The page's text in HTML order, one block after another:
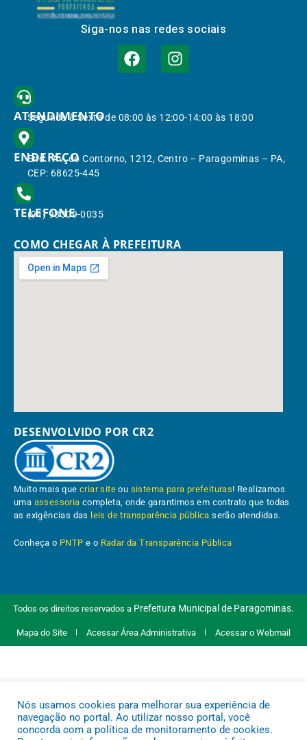
Siga-nos nas redes sociais
ATENDIMENTO
Segunda à Sexta de 08:00 às 12:00-14:00 às 18:00
ENDEREÇO
End.: Av. do Contorno, 1212, Centro – Paragominas – PA,
CEP: 68625-445
TELEFONE
(91) 98309-0035
COMO CHEGAR À PREFEITURA
DESENVOLVIDO POR CR2
Muito mais quecriar site ou sistema para prefeituras! Realizamos
uma assessoria completa, onde garantimos em contrato que todas
as exigências das leis de transparência pública serão atendidas.
Conheça o PNTP e o Radar da Transparência Pública
Todos os direitos reservados a Prefeitura Municipal de Paragominas.
Mapa do Site Acessar Área Administrativa Acessar o Webmail
Nós usamos cookies para melhorar sua experiência de
navegação no portal. Ao utilizar nosso portal, você
concorda com a política de monitoramento de cookies.